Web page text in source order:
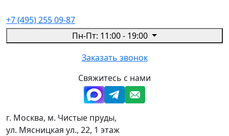
+7 (495) 255 09-87
Пн-Пт: 11:00 - 19:00
Заказать звонок
Свяжитесь с нами
г. Москва, м. Чистые пруды,
ул. Мясницкая ул., 22, 1 этаж